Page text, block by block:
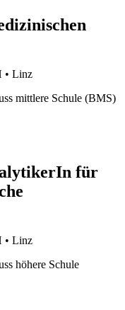
• Linz
mittlere Schule (BMS)
für
• Linz
höhere Schule